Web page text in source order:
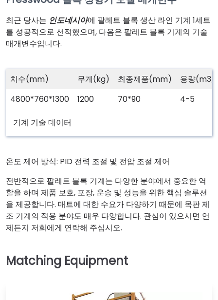
최근 당사는 인도네시아에 팔레트 블록 생산 라인 기계 1세트
를 성공적으로 선적했으며, 다음은 팔레트 블록 기계의 기술
매개변수입니다.
치수(mm) 무게(kg) 최종제품(mm)
용량
4800*760*1300
1200 70*90 4-5
기계 기술 데이터
온도 제어 방식: PID 전력 조절 및 전압 조절 제어
전반적으로 팔레트 블록 기계는 다양한 분야에서 중요한 역
할을 하며 제품 보호, 포장, 운송 및 성능을 위한 핵심 솔루션
을 제공합니다. 매트에 대한 수요가 다양하기 때문에 목판 제
조 기계의 적용 분야도 매우 다양합니다. 관심이 있으시면 언
제든지 저희에게 연락해 주십시오.